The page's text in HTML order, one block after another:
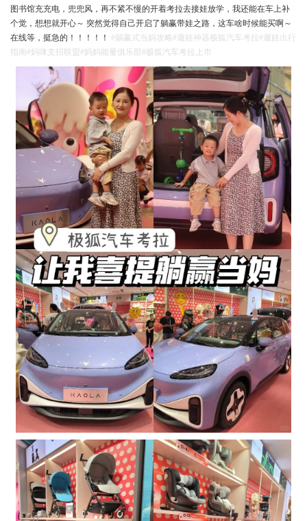
图书馆充充电，兜兜风，再不紧不慢的开着考拉去接娃放学，我还能在车上补
个觉，想想就开心～ 突然觉得自己开启了躺赢带娃之路，这车啥时候能买啊～
在线等，挺急的！！！！！ #躺赢式当妈攻略 #遛娃神器极狐汽车考拉 #遛娃出行
指南 #妈咪支招联盟 #妈妈能量俱乐部#极狐汽车考拉上市